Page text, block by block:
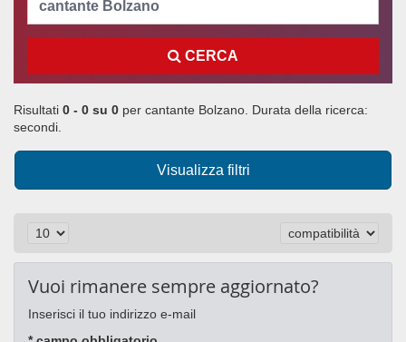
CERCA
Risultati 0 - 0 su 0 per cantante Bolzano. Durata della ricerca:
secondi.
Visualizza filtri
Vuoi rimanere sempre aggiornato?
Inserisci il tuo indirizzo e-mail